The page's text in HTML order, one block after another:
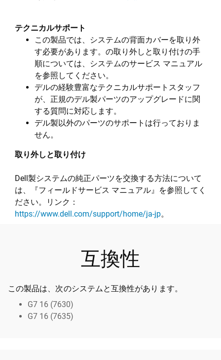
テクニカルサポート
この製品では、システムの背面カバーを取り外
す必要があります。の取り外しと取り付けの手
順については、システムのサービス マニュアル
を参照してください。
デルの経験豊富なテクニカルサポートスタッフ
が、正規のデル製パーツのアップグレードに関
する質問に対応します。
デル製以外のパーツのサポートは行っておりま
せん。
取り外しと取り付け
Dell製システムの純正パーツを交換する方法について
は、『フィールドサービス マニュアル』を参照してく
ださい。リンク：
https://www.dell.com/support/home/ja-jp。
互換性
この製品は、次のシステムと互換性があります。
G7 16 (7630)
G7 16 (7635)